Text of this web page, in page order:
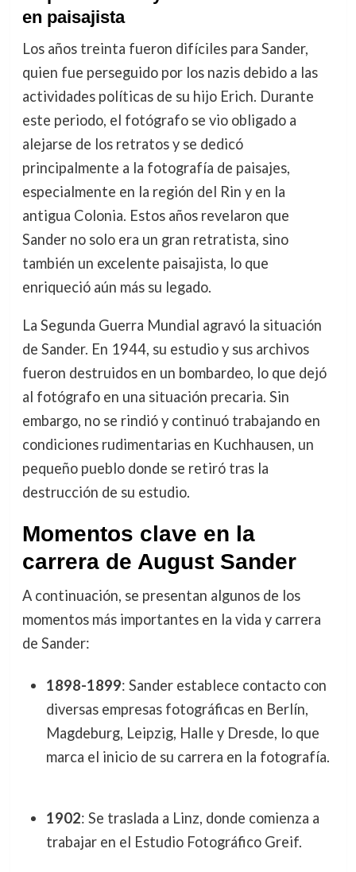
en paisajista
Los años treinta fueron difíciles para Sander,
quien fue perseguido por los nazis debido a las
actividades políticas de su hijo Erich. Durante
este periodo, el fotógrafo se vio obligado a
alejarse de los retratos y se dedicó
principalmente a la fotografía de paisajes,
especialmente en la región del Rin y en la
antigua Colonia. Estos años revelaron que
Sander no solo era un gran retratista, sino
también un excelente paisajista, lo que
enriqueció aún más su legado.
La Segunda Guerra Mundial agravó la situación
de Sander. En 1944, su estudio y sus archivos
fueron destruidos en un bombardeo, lo que dejó
al fotógrafo en una situación precaria. Sin
embargo, no se rindió y continuó trabajando en
condiciones rudimentarias en Kuchhausen, un
pequeño pueblo donde se retiró tras la
destrucción de su estudio.
Momentos clave en la
carrera de August Sander
A continuación, se presentan algunos de los
momentos más importantes en la vida y carrera
de Sander:
1898-1899: Sander establece contacto con
diversas empresas fotográficas en Berlín,
Magdeburg, Leipzig, Halle y Dresde, lo que
marca el inicio de su carrera en la fotografía.
1902: Se traslada a Linz, donde comienza a
trabajar en el Estudio Fotográfico Greif.